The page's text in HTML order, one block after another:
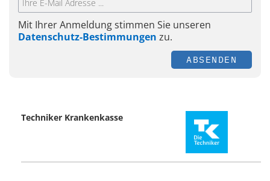
Mit Ihrer Anmeldung stimmen Sie unseren
Datenschutz-Bestimmungen zu.
ABSENDEN
Techniker Krankenkasse